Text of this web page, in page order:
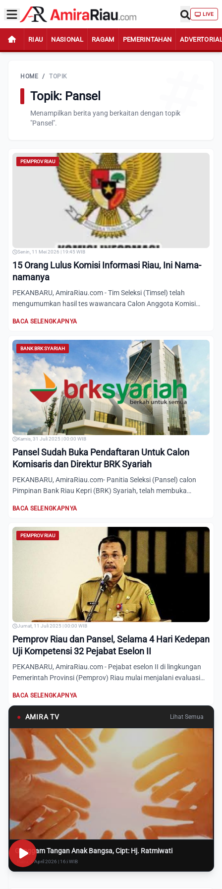
LIVE
RIAU NASIONAL RAGAM PEMERINTAHAN
HOME / TOPIK
Topik: Pansel
Menampilkan berita yang berkaitan dengan topik
"Pansel".
PEMPROV RIAU
Senin, 11 Mei 2026 | 19:45 WIB
15 Orang Lulus Komisi Informasi Riau, Ini Nama-
namanya
PEKANBARU, AmiraRiau.com - Tim Seleksi (Timsel) telah
mengumumkan hasil tes wawancara Calon Anggota Komisi
BACA SELENGKAPNYA
BANK BRK SYARIAH
Kamis, 31 Juli 2025 | 00:00 WIB
Pansel Sudah Buka Pendaftaran Untuk Calon
Komisaris dan Direktur BRK Syariah
PEKANBARU, AmiraRiau.com- Panitia Seleksi (Pansel) calon
Pimpinan Bank Riau Kepri (BRK) Syariah, telah membuka
BACA SELENGKAPNYA
PEMPROV RIAU
Jumat, 11 Juli 2025 | 00:00 WIB
Pemprov Riau dan Pansel, Selama 4 Hari Kedepan
Uji Kompetensi 32 Pejabat Eselon II
PEKANBARU, AmiraRiau.com - Pejabat eselon II di lingkungan
Pemerintah Provinsi (Pemprov) Riau mulai menjalani evaluasi
BACA SELENGKAPNYA
● AMIRA TV Lihat Semua
Genggam Tangan Anak Bangsa, Cipt: Hj. Ratmiwati
Rabu, 8 April 2026 | 16:i WIB